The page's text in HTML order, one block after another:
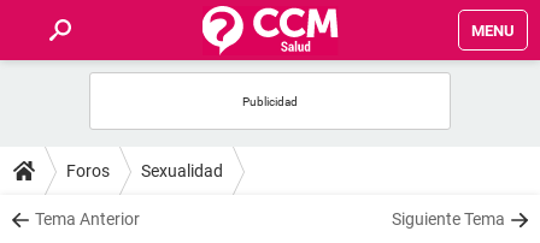
MENU
FOROS
SALUD
Foros Sexualidad
Tema Anterior Siguiente Tema